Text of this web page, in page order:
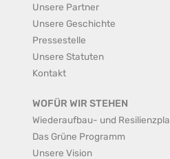
Unsere Partner
Unsere Geschichte
Pressestelle
Unsere Statuten
Kontakt
WOFÜR WIR STEHEN
Wiederaufbau- und
Das Grüne Programm
Unsere Vision